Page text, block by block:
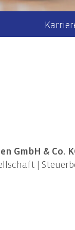
Vermögens- und
GmbH & Co.
|